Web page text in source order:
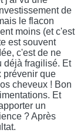
de
le flacon
moins (et c'est
est souvent
c'est de ne
déjà fragilisé. Et
prévenir que
cheveux ! Bon
Et
un
? Après